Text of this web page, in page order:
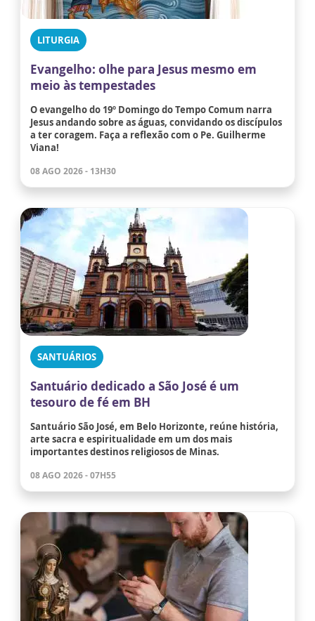
LITURGIA
Evangelho: olhe para Jesus mesmo em
meio às tempestades
O evangelho do 19º Domingo do Tempo Comum narra
Jesus andando sobre as águas, convidando os discípulos
a ter coragem. Faça a reflexão com o Pe. Guilherme
Viana!
08 AGO 2026 - 13H30
SANTUÁRIOS
Santuário dedicado a São José é um
tesouro de fé em BH
Santuário São José, em Belo Horizonte, reúne história,
arte sacra e espiritualidade em um dos mais
importantes destinos religiosos de Minas.
08 AGO 2026 - 07H55